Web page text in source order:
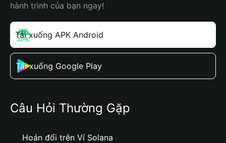
hành trình của bạn ngay!
Tải xuống APK Android
Tải xuống Google Play
Câu Hỏi Thường Gặp
Hoán đổi trên Ví Solana